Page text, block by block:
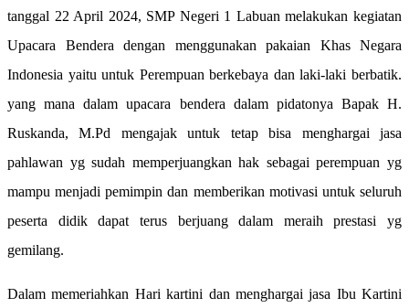
tanggal 22 April 2024, SMP Negeri 1 Labuan melakukan kegiatan
Upacara Bendera dengan menggunakan pakaian Khas Negara
Indonesia yaitu untuk Perempuan berkebaya dan laki-laki berbatik.
yang mana dalam upacara bendera dalam pidatonya Bapak H.
Ruskanda, M.Pd mengajak untuk tetap bisa menghargai jasa
pahlawan yg sudah memperjuangkan hak sebagai perempuan yg
mampu menjadi pemimpin dan memberikan motivasi untuk seluruh
peserta didik dapat terus berjuang dalam meraih prestasi yg
gemilang.
Dalam memeriahkan Hari kartini dan menghargai jasa Ibu Kartini